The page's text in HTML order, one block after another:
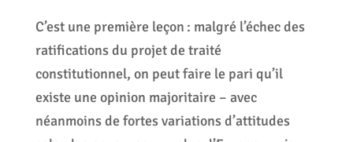
C’est une première leçon : malgré l’échec des
ratifications du projet de traité
constitutionnel, on peut faire le pari qu’il
existe une opinion majoritaire – avec
néanmoins de fortes variations d’attitudes